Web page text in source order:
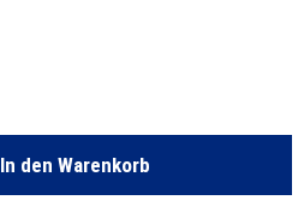
In den Warenkorb